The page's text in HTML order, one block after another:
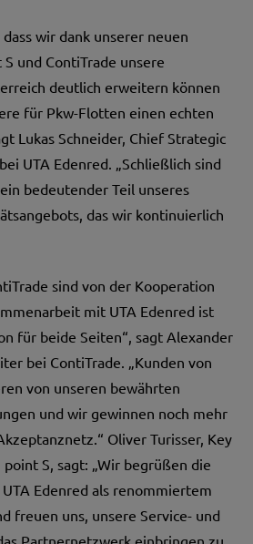
dass wir dank unserer neuen
und ContiTrade unsere
deutlich erweitern können
für Pkw-Flotten einen echten
Lukas Schneider, Chief Strategic
UTA Edenred. „Schließlich sind
bedeutender Teil unseres
das wir kontinuierlich
sind von der Kooperation
mit UTA Edenred ist
für beide Seiten“, sagt Alexander
bei ContiTrade. „Kunden von
von unseren bewährten
und wir gewinnen noch mehr
Oliver Turisser, Key
S, sagt: „Wir begrüßen die
Edenred als renommiertem
freuen uns, unsere Service- und
Partnernetzwerk einbringen zu